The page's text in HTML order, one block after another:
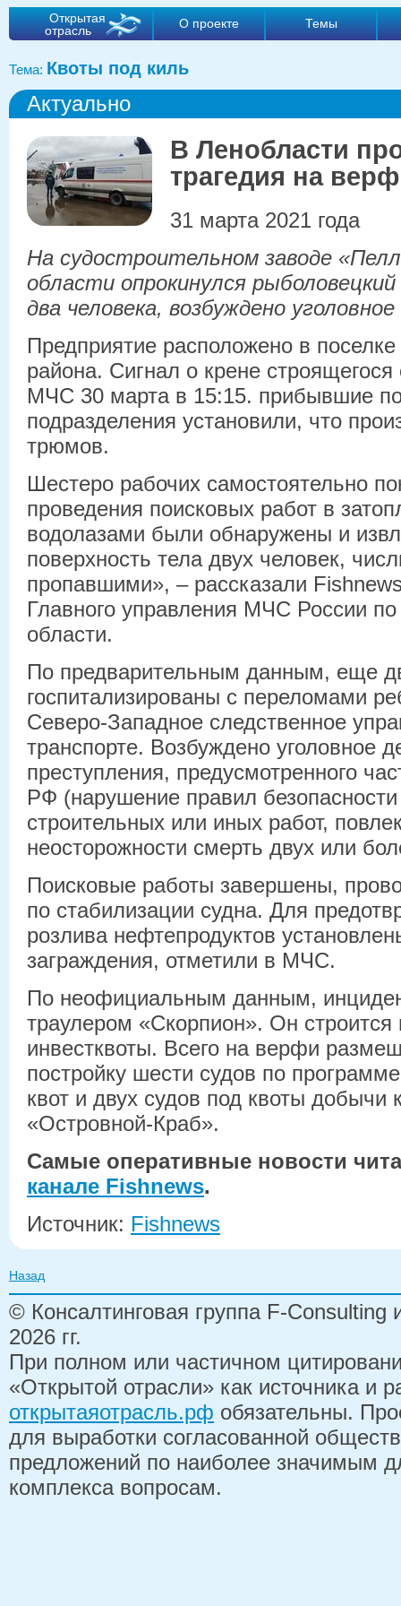
Открытая
отрасль
О проекте Темы
Тема: Квоты под киль
Актуально
В Ленобласти
трагедия на
31 марта 2021 года
На судостроительном заводе
области опрокинулся
два человека, возбуждено
Предприятие расположено в
района. Сигнал о крене строящегося
МЧС 30 марта в 15:15. прибывшие
подразделения установили, что
трюмов.
Шестеро рабочих самостоятельно
проведения поисковых работ в
водолазами были обнаружены и
поверхность тела двух человек,
пропавшими», – рассказали
Главного управления МЧС России по
области.
По предварительным данным, еще
госпитализированы с переломами
Северо-Западное следственное
транспорте. Возбуждено уголовное
преступления, предусмотренного
РФ (нарушение правил
строительных или иных работ,
неосторожности смерть двух или
Поисковые работы завершены,
по стабилизации судна. Для
розлива нефтепродуктов
заграждения, отметили в МЧС.
По неофициальным данным,
траулером «Скорпион». Он
инвестквоты. Всего на верфи
постройку шести судов по
квот и двух судов под квоты добычи
«Островной-Краб».
Самые оперативные новости
канале Fishnews.
Источник: Fishnews
Назад
© Консалтинговая группа F-
2026 гг.
При полном или частичном
«Открытой отрасли» как источника и
открытаяотрасль.рф обязательны.
для выработки согласованной
предложений по наиболее значимым
комплекса вопросам.